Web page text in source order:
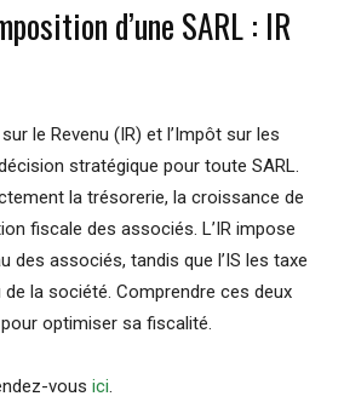
d’une SARL : IR
le Revenu (IR) et l’Impôt sur les
stratégique pour toute SARL.
la trésorerie, la croissance de
fiscale des associés. L’IR impose
des associés, tandis que l’IS les taxe
la société. Comprendre ces deux
optimiser sa fiscalité.
vous ici.